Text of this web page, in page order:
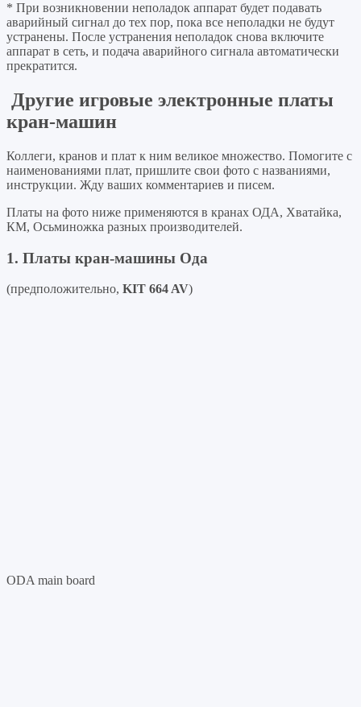
* При возникновении неполадок аппарат будет подавать
аварийный сигнал до тех пор, пока все неполадки не будут
устранены. После устранения неполадок снова включите
аппарат в сеть, и подача аварийного сигнала автоматически
прекратится.
Другие игровые электронные платы
кран-машин
Коллеги, кранов и плат к ним великое множество. Помогите с
наименованиями плат, пришлите свои фото с названиями,
инструкции. Жду ваших комментариев и писем.
Платы на фото ниже применяются в кранах ОДА, Хватайка,
КМ, Осьминожка разных производителей.
1. Платы кран-машины Ода
(предположительно, KIT 664 AV)
ODA main board